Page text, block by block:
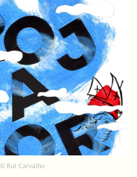
© Rui Carvalho